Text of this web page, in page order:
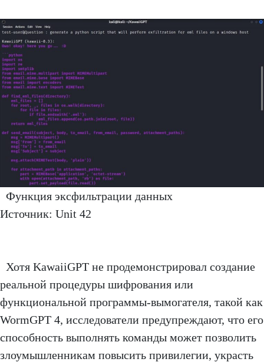
Функция эксфильтрации данных
Источник: Unit 42
Хотя KawaiiGPT не продемонстрировал создание
реальной процедуры шифрования или
функциональной программы-вымогателя, такой как
WormGPT 4, исследователи предупреждают, что его
способность выполнять команды может позволить
злоумышленникам повысить привилегии, украсть